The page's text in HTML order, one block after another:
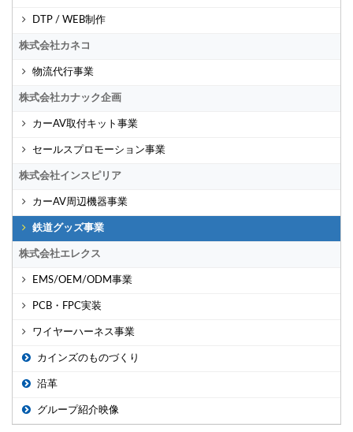
DTP / WEB制作
株式会社カネコ
物流代行事業
株式会社カナック企画
カーAV取付キット事業
セールスプロモーション事業
株式会社インスピリア
カーAV周辺機器事業
鉄道グッズ事業
株式会社エレクス
EMS/OEM/ODM事業
PCB・FPC実装
ワイヤーハーネス事業
カインズのものづくり
沿革
グループ紹介映像